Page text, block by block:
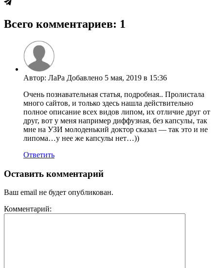
Всего комментариев: 1
Автор: ЛаРа Добавлено 5 мая, 2019 в 15:36
Очень познавательная статья, подробная.. Пролистала
много сайтов, и только здесь нашла действительно
полное описание всех видов липом, их отличие друг от
друг, вот у меня например диффузная, без капсулы, так
мне на УЗИ молоденький доктор сказал — так это и не
липома…у нее же капсулы нет…))
Ответить
Оставить комментарий
Ваш email не будет опубликован.
Комментарий: